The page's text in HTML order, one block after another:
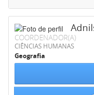
COORDENADOR(A)
CIÊNCIAS HUMANAS
Geografia